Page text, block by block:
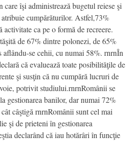
îşi administrează bugetul reiese şi
cumpărăturilor. Astfel,73%
activitate ca pe o formă de recreere.
de 67% dintre polonezi, de 65%
se cehii, cu numai 58%. rnrnÎn
că evaluează toate posibilităţile de
şi susţin că nu cumpără lucruri de
potrivit studiului.rnrnRomânii se
gestionarea banilor, dar numai 72%
câştigă rnrnRomânii sunt cel mai
şi de prieteni în gestionarea
declarând că iau hotărâri în funcţie